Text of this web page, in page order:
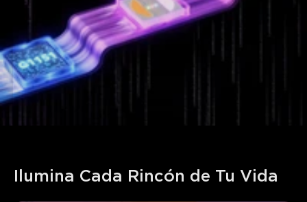
Ilumina Cada Rincón de Tu Vida